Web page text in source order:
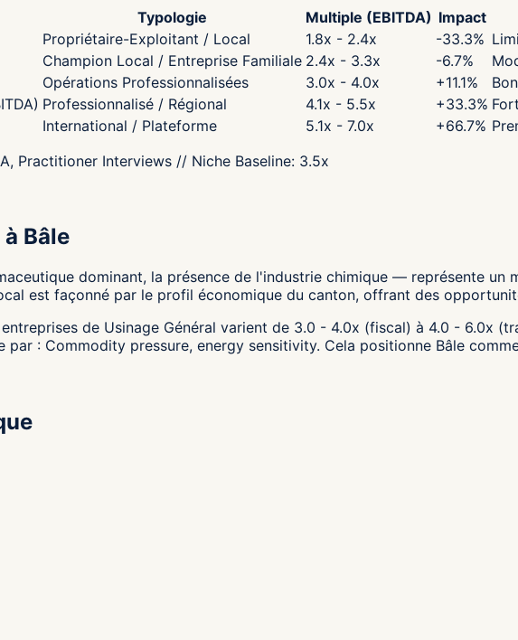
Typologie Multiple (EBITDA) Impact
Propriétaire-Exploitant / Local 1.8x - 2.4x -33.3%
Champion Local / Entreprise Familiale 2.4x - 3.3x -6.7%
Opérations Professionnalisées 3.0x - 4.0x +11.1%
Professionnalisé / Régional 4.1x - 5.5x +33.3%
International / Plateforme 5.1x - 7.0x +66.7%
Practitioner Interviews // Niche Baseline: 3.5x
Bâle
dominant, la présence de l'industrie chimique — représente un
est façonné par le profil économique du canton, offrant des
de Usinage Général varient de 3.0 - 4.0x (fiscal) à 4.0 - 6.0x
: Commodity pressure, energy sensitivity. Cela positionne Bâle